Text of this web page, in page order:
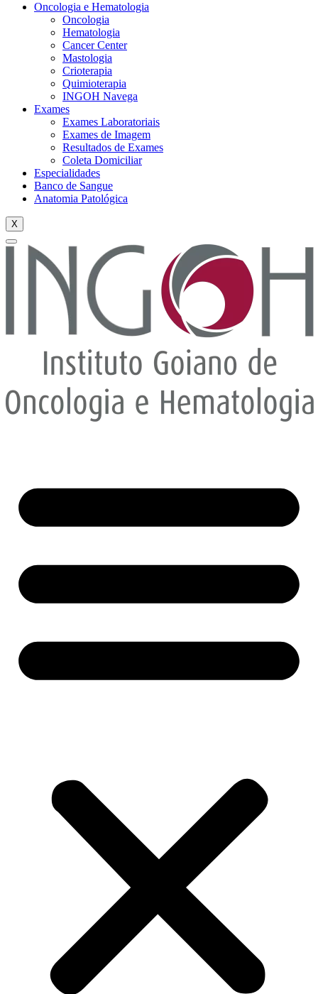
Oncologia e Hematologia
Oncologia
Hematologia
Cancer Center
Mastologia
Crioterapia
Quimioterapia
INGOH Navega
Exames
Exames Laboratoriais
Exames de Imagem
Resultados de Exames
Coleta Domiciliar
Especialidades
Banco de Sangue
Anatomia Patológica
X